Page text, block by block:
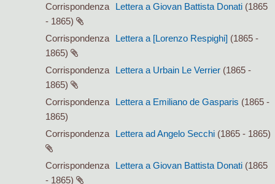
Corrispondenza
Lettera a Giovan Battista Donati (1865
- 1865)
Corrispondenza
Lettera a [Lorenzo Respighi] (1865 -
1865)
Corrispondenza
Lettera a Urbain Le Verrier (1865 -
1865)
Corrispondenza
Lettera a Emiliano de Gasparis (1865 -
1865)
Corrispondenza
Lettera ad Angelo Secchi (1865 - 1865)
Corrispondenza Lettera a Giovan Battista Donati (1865
- 1865)